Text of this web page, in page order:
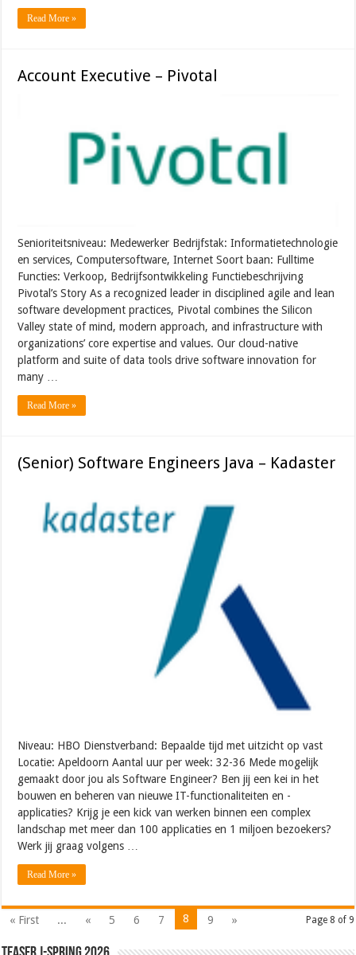
Read More »
Account Executive – Pivotal
Senioriteitsniveau: Medewerker Bedrijfstak: Informatietechnologie
en services, Computersoftware, Internet Soort baan: Fulltime
Functies: Verkoop, Bedrijfsontwikkeling Functiebeschrijving
Pivotal’s Story As a recognized leader in disciplined agile and lean
software development practices, Pivotal combines the Silicon
Valley state of mind, modern approach, and infrastructure with
organizations’ core expertise and values. Our cloud-native
platform and suite of data tools drive software innovation for
many …
Read More »
(Senior) Software Engineers Java – Kadaster
Niveau: HBO Dienstverband: Bepaalde tijd met uitzicht op vast
Locatie: Apeldoorn Aantal uur per week: 32-36 Mede mogelijk
gemaakt door jou als Software Engineer? Ben jij een kei in het
bouwen en beheren van nieuwe IT-functionaliteiten en -
applicaties? Krijg je een kick van werken binnen een complex
landschap met meer dan 100 applicaties en 1 miljoen bezoekers?
Werk jij graag volgens …
Read More »
Page 8 of 9
« First ... « 5 6 7 8 9 »